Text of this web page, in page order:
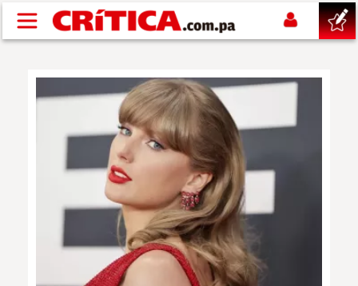
Pasar al contenido principal
POLÍTICA